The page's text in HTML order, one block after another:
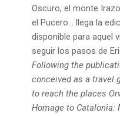
Oscuro, el monte
el Pucero... llega la
disponible para aquel
seguir los pasos de
Following the
conceived as a travel
to reach the places
Homage to Catalonia: